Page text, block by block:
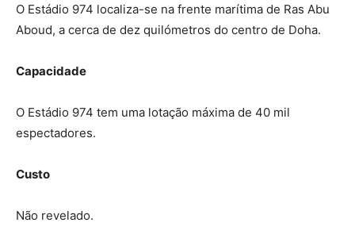
O Estádio 974 localiza-se na frente marítima de Ras Abu
Aboud, a cerca de dez quilómetros do centro de Doha.
Capacidade
O Estádio 974 tem uma lotação máxima de 40 mil
espectadores.
Custo
Não revelado.